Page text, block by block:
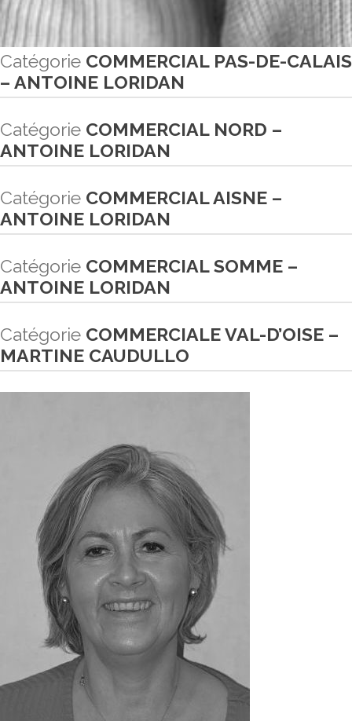
Catégorie COMMERCIAL PAS-DE-CALAIS
– ANTOINE LORIDAN
Catégorie COMMERCIAL NORD –
ANTOINE LORIDAN
Catégorie COMMERCIAL AISNE –
ANTOINE LORIDAN
Catégorie COMMERCIAL SOMME –
ANTOINE LORIDAN
Catégorie COMMERCIALE VAL-D’OISE –
MARTINE CAUDULLO